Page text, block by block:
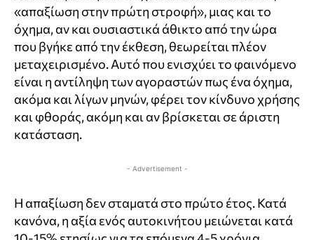
«απαξίωση στην πρώτη στροφή», μιας και το
όχημα, αν και ουσιαστικά άθικτο από την ώρα
που βγήκε από την έκθεση, θεωρείται πλέον
μεταχειρισμένο. Αυτό που ενισχύει το φαινόμενο
είναι η αντίληψη των αγοραστών πως ένα όχημα,
ακόμα και λίγων μηνών, φέρει τον κίνδυνο χρήσης
και φθοράς, ακόμη και αν βρίσκεται σε άριστη
κατάσταση.
- Advertisement -
Η απαξίωση δεν σταματά στο πρώτο έτος. Κατά
κανόνα, η αξία ενός αυτοκινήτου μειώνεται κατά